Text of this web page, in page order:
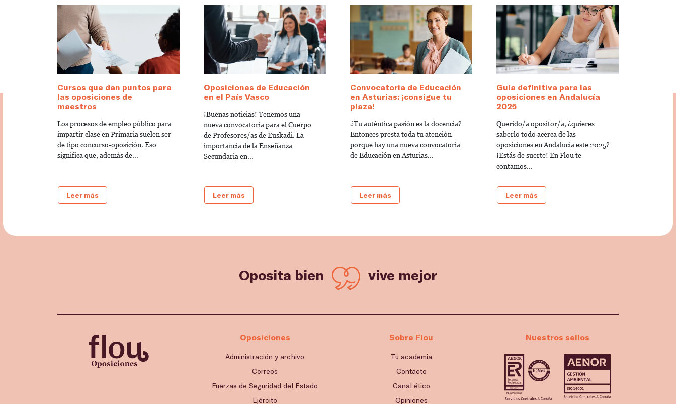
Cursos que dan puntos para
las oposiciones de
maestros
Los procesos de empleo público para
impartir clase en Primaria suelen ser
de tipo concurso-oposición. Eso
significa que, además de...
Leer más
Oposiciones de Educación
en el País Vasco
¡Buenas noticias! Tenemos una
nueva convocatoria para el Cuerpo
de Profesores/as de Euskadi. La
importancia de la Enseñanza
Secundaria en...
Leer más
Convocatoria de Educación
en Asturias: ¡consigue tu
plaza!
¿Tu auténtica pasión es la docencia?
Entonces presta toda tu atención
porque hay una nueva convocatoria
de Educación en Asturias...
Leer más
Guía definitiva para las
oposiciones en Andalucía
2025
Querido/a opositor/a, ¿quieres
saberlo todo acerca de las
oposiciones en Andalucía este 2025?
¡Estás de suerte! En Flou te
contamos...
Leer más
Oposita bien vive mejor
Oposiciones
Administración y archivo
Correos
Fuerzas de Seguridad del Estado
Ejército
Sobre Flou
Tu academia
Contacto
Canal ético
Opiniones
Nuestros sellos